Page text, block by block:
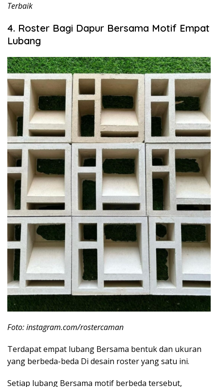
Terbaik
4. Roster Bagi Dapur Bersama Motif Empat
Lubang
Foto: instagram.com/rostercaman
Terdapat empat lubang Bersama bentuk dan ukuran
yang berbeda-beda Di desain roster yang satu ini.
Setiap lubang Bersama motif berbeda tersebut,